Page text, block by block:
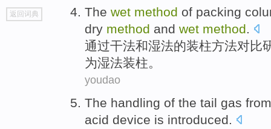
go
top
返回词典 The wet method of packing
dry method and wet method.
通过干法和湿法的装柱方法对比
为湿法装柱。
youdao
The handling of the tail gas from
acid device is introduced.